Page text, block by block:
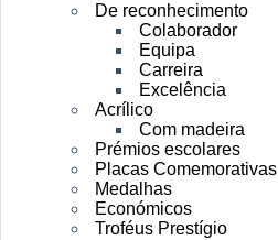
De reconhecimento
Colaborador
Equipa
Carreira
Excelência
Acrílico
Com madeira
Prémios escolares
Placas Comemorativas
Medalhas
Económicos
Troféus Prestígio